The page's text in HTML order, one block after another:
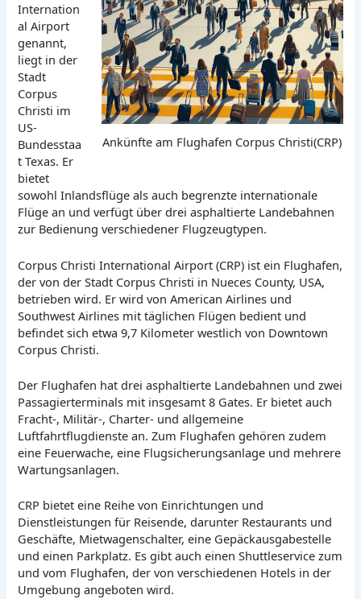
Ankünfte am Flughafen Corpus Christi(CRP)
Internation
al Airport
genannt,
liegt in der
Stadt
Corpus
Christi im
US-
Bundesstaa
t Texas. Er
bietet
sowohl Inlandsflüge als auch begrenzte internationale
Flüge an und verfügt über drei asphaltierte Landebahnen
zur Bedienung verschiedener Flugzeugtypen.
Corpus Christi International Airport (CRP) ist ein Flughafen,
der von der Stadt Corpus Christi in Nueces County, USA,
betrieben wird. Er wird von American Airlines und
Southwest Airlines mit täglichen Flügen bedient und
befindet sich etwa 9,7 Kilometer westlich von Downtown
Corpus Christi.
Der Flughafen hat drei asphaltierte Landebahnen und zwei
Passagierterminals mit insgesamt 8 Gates. Er bietet auch
Fracht-, Militär-, Charter- und allgemeine
Luftfahrtflugdienste an. Zum Flughafen gehören zudem
eine Feuerwache, eine Flugsicherungsanlage und mehrere
Wartungsanlagen.
CRP bietet eine Reihe von Einrichtungen und
Dienstleistungen für Reisende, darunter Restaurants und
Geschäfte, Mietwagenschalter, eine Gepäckausgabestelle
und einen Parkplatz. Es gibt auch einen Shuttleservice zum
und vom Flughafen, der von verschiedenen Hotels in der
Umgebung angeboten wird.